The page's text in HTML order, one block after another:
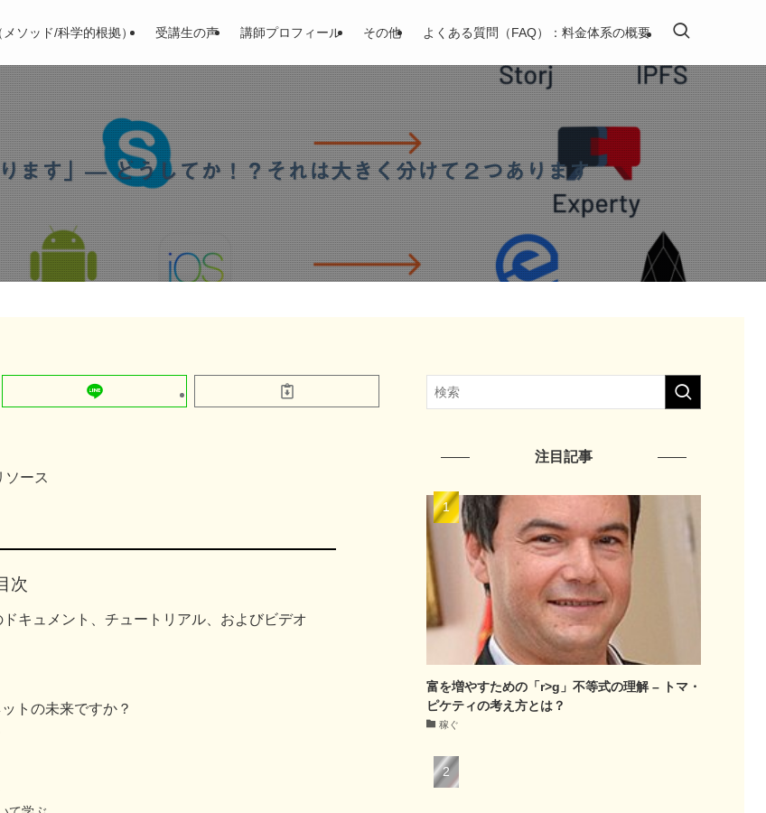
ソッド/科学的根拠） 受講生の声 講師プロフィール その他 よくある質問（FAQ）：料金体系の概要
ます」— どうしてか！？それは大きく分けて２つあります
ソース
次
キュメント、チュートリアル、およびビデオ
トの未来ですか？
注目記事
富を増やすための「r>g」不等式の理解 – トマ・
ピケティの考え方とは？
稼ぐ